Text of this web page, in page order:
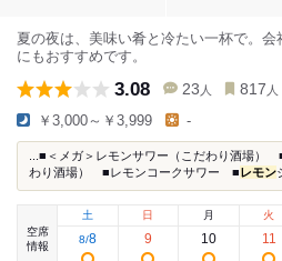
夏の夜は、美味い肴と冷たい一杯で。
にもおすすめです。
3.08 23 人 817 人
￥3,000～￥3,999 -
...■＜メガ＞レモンサワー（こだわり酒場）
わり酒場） ■レモンコークサワー ■ レモン
空席
情報
土
8/8
日
9
月
10
火
11